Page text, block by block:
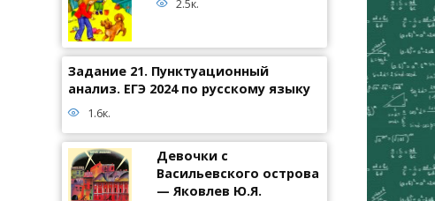
2.5к.
Задание 21. Пунктуационный
анализ. ЕГЭ 2024 по русскому языку
1.6к.
Девочки с
Васильевского острова
— Яковлев Ю.Я.